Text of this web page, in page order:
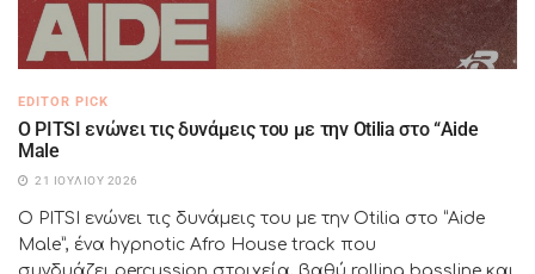
EDITOR PICK
Ο PITSI ενώνει τις δυνάμεις του με την Otilia στο “Aide
Male
21 ΙΟΥΛΊΟΥ 2026
Ο PITSI ενώνει τις δυνάμεις του με την Otilia στο “Aide
Male”, ένα hypnotic Afro House track που